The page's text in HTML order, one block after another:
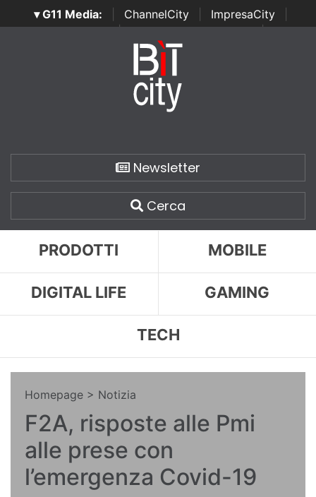
▾ G11 Media: ChannelCity ImpresaCity
SecurityOpenLab | Italian Channel Awards | Italian
Italian Security Awards
Newsletter
Cerca
PRODOTTI MOBILE
DIGITAL LIFE GAMING
TECH
Homepage > Notizia
F2A, risposte alle Pmi
alle prese con
l’emergenza Covid-19